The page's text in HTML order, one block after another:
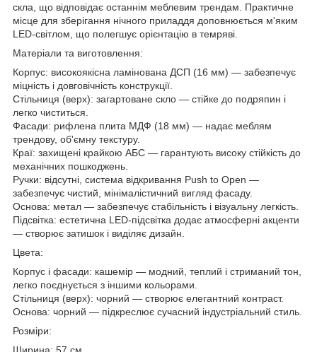
скла, що відповідає останнім меблевим трендам. Практичне
місце для зберігання нічного приладдя доповнюється м'яким
LED-світлом, що полегшує орієнтацію в темряві.
Матеріали та виготовлення:
Корпус: високоякісна ламінована ДСП (16 мм) — забезпечує
міцність і довговічність конструкції.
Стільниця (верх): загартоване скло — стійке до подряпин і
легко чиститься.
Фасади: рифлена плита МДФ (18 мм) — надає меблям
трендову, об'ємну текстуру.
Краї: захищені крайкою АБС — гарантують високу стійкість до
механічних пошкоджень.
Ручки: відсутні, система відкривання Push to Open —
забезпечує чистий, мінімалістичний вигляд фасаду.
Основа: метал — забезпечує стабільність і візуальну легкість.
Підсвітка: естетична LED-підсвітка додає атмосферні акценти
— створює затишок і виділяє дизайн.
Цвета:
Корпус і фасади: кашемір — модний, теплий і стриманий тон,
легко поєднується з іншими кольорами.
Стільниця (верх): чорний — створює елегантний контраст.
Основа: чорний — підкреслює сучасний індустріальний стиль.
Розміри:
Ширина: 57 см